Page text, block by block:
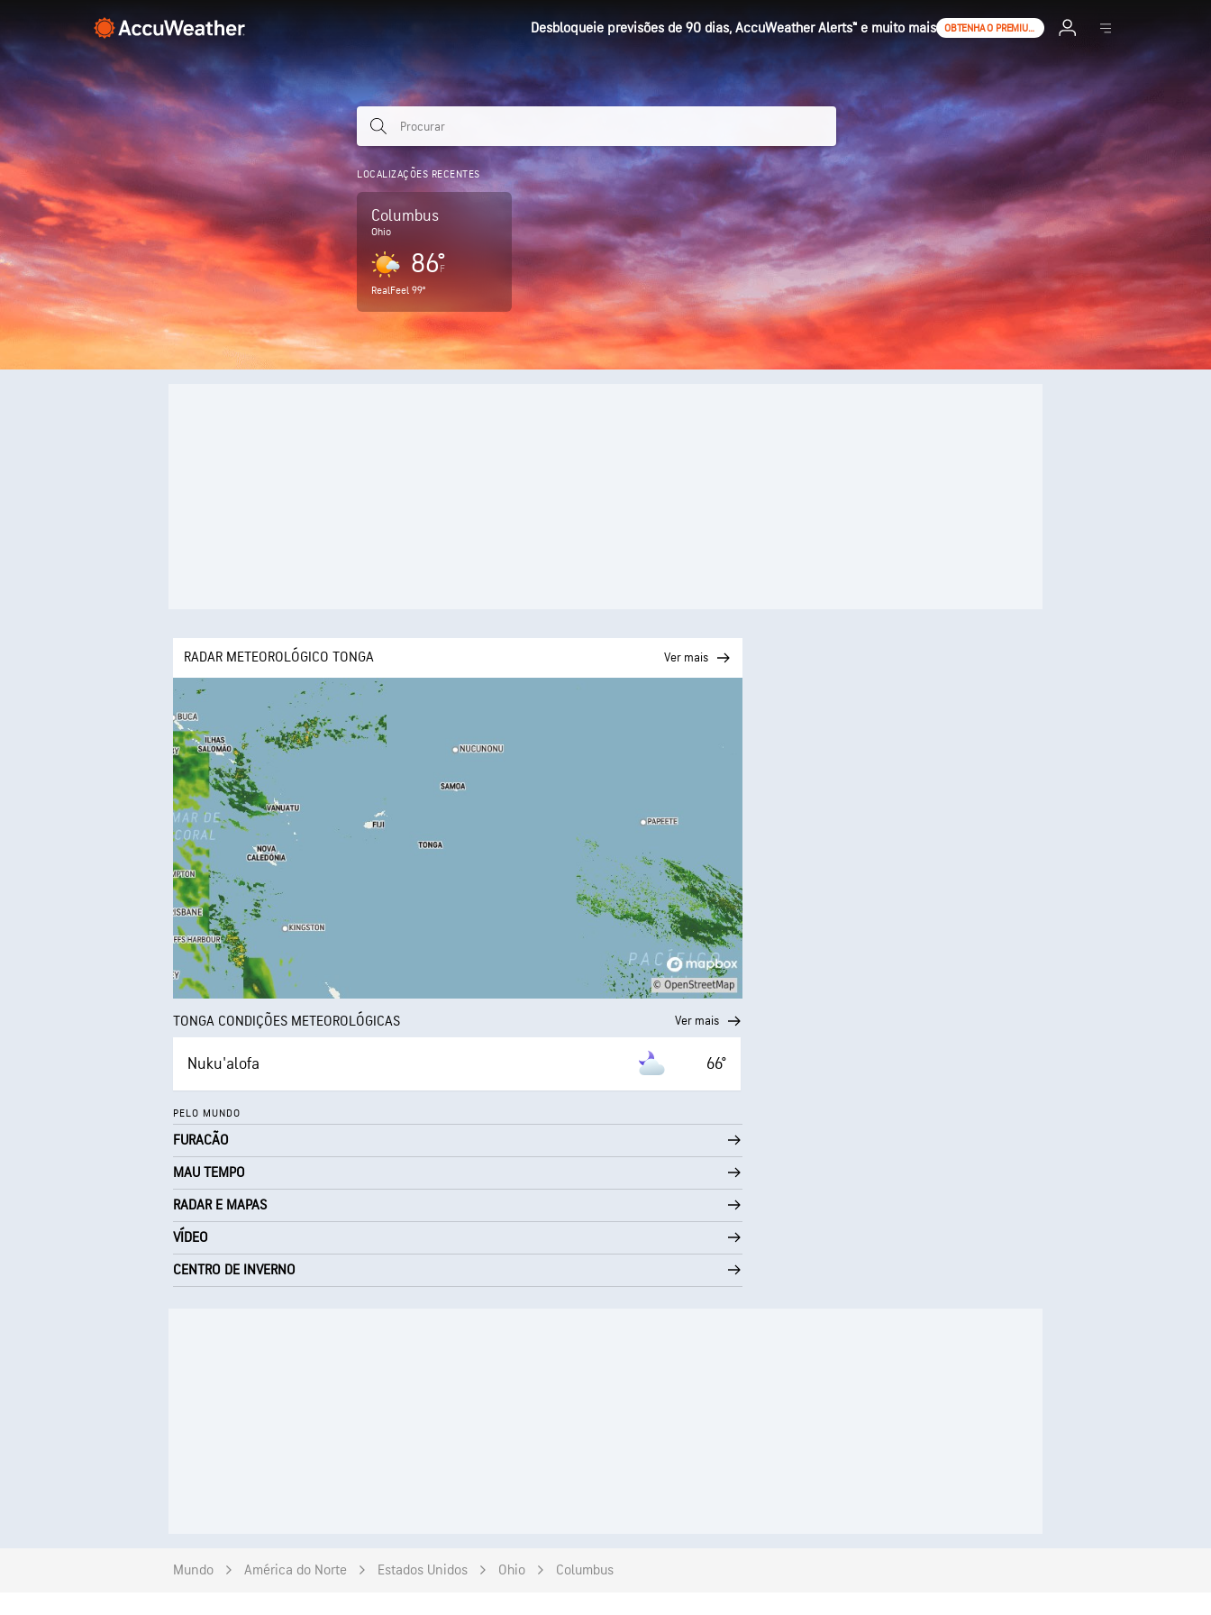
Desbloqueie previsões de 90 dias, AccuWeather Alerts™ e muito mais OBTENHA O PREMIUM+
LOCALIZAÇÕES RECENTES
Columbus
Ohio
86°
F
RealFeel 99°
RADAR METEOROLÓGICO TONGA Ver mais
TONGA CONDIÇÕES METEOROLÓGICAS Ver mais
Nuku'alofa 66°
PELO MUNDO
FURACÃO
MAU TEMPO
RADAR E MAPAS
VÍDEO
CENTRO DE INVERNO
Mundo América do Norte Estados Unidos Ohio Columbus